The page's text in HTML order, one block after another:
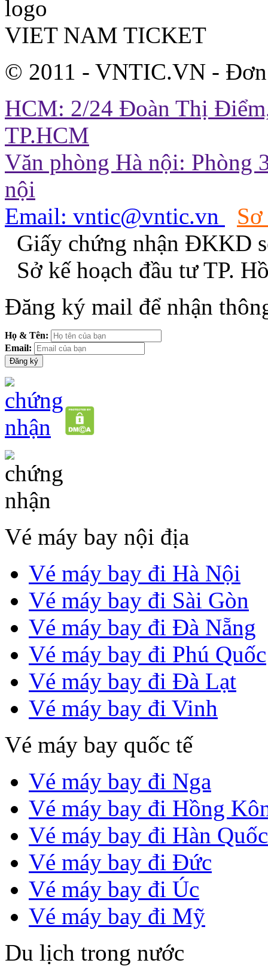
VIET NAM TICKET
© 2011 - VNTIC.VN -
HCM: 2/24 Đoàn Thị
TP.HCM
Văn phòng Hà nội: Phòng
nội
Email: vntic@vntic.vn
Giấy chứng nhận ĐKKD
Sở kế hoạch đầu tư TP.
Đăng ký mail để nhận
Họ & Tên:
Email:
Vé máy bay nội địa
Vé máy bay đi Hà Nội
Vé máy bay đi Sài Gòn
Vé máy bay đi Đà Nẵng
Vé máy bay đi Phú Quốc
Vé máy bay đi Đà Lạt
Vé máy bay đi Vinh
Vé máy bay quốc tế
Vé máy bay đi Nga
Vé máy bay đi Hồng
Vé máy bay đi Hàn Quốc
Vé máy bay đi Đức
Vé máy bay đi Úc
Vé máy bay đi Mỹ
Du lịch trong nước